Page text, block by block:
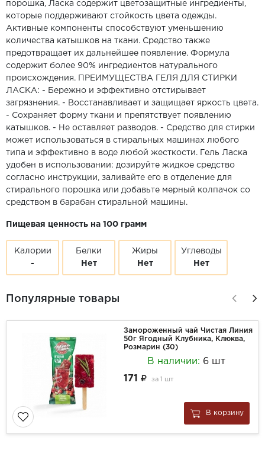
порошка, Ласка содержит цветозащитные ингредиенты,
которые поддерживают стойкость цвета одежды.
Активные компоненты способствуют уменьшению
количества катышков на ткани. Средство также
предотвращает их дальнейшее появление. Формула
содержит более 90% ингредиентов натурального
происхождения. ПРЕИМУЩЕСТВА ГЕЛЯ ДЛЯ СТИРКИ
ЛАСКА: - Бережно и эффективно отстирывает
загрязнения. - Восстанавливает и защищает яркость цвета.
- Сохраняет форму ткани и препятствует появлению
катышков. - Не оставляет разводов. - Средство для стирки
может использоваться в стиральных машинах любого
типа и эффективно в воде любой жесткости. Гель Ласка
удобен в использовании: дозируйте жидкое средство
согласно инструкции, заливайте его в отделение для
стирального порошка или добавьте мерный колпачок со
средством в барабан стиральной машины.
Пищевая ценность на 100 грамм
Калории
-
Белки
Нет
Жиры
Нет
Углеводы
Нет
Популярные товары
Замороженный чай Чистая Линия
50г Ягодный Клубника, Клюква,
Розмарин (30)
В наличии: 6 шт
171
за 1 шт
В корзину